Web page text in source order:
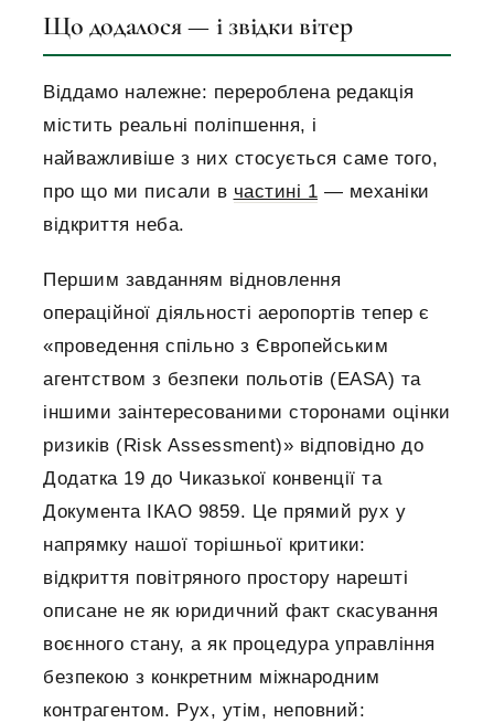
Що додалося — і звідки вітер
Віддамо належне: перероблена редакція
містить реальні поліпшення, і
найважливіше з них стосується саме того,
про що ми писали в частині 1 — механіки
відкриття неба.
Першим завданням відновлення
операційної діяльності аеропортів тепер є
«проведення спільно з Європейським
агентством з безпеки польотів (EASA) та
іншими заінтересованими сторонами оцінки
ризиків (Risk Assessment)» відповідно до
Додатка 19 до Чиказької конвенції та
Документа ІКАО 9859. Це прямий рух у
напрямку нашої торішньої критики:
відкриття повітряного простору нарешті
описане не як юридичний факт скасування
воєнного стану, а як процедура управління
безпекою з конкретним міжнародним
контрагентом. Рух, утім, неповний: